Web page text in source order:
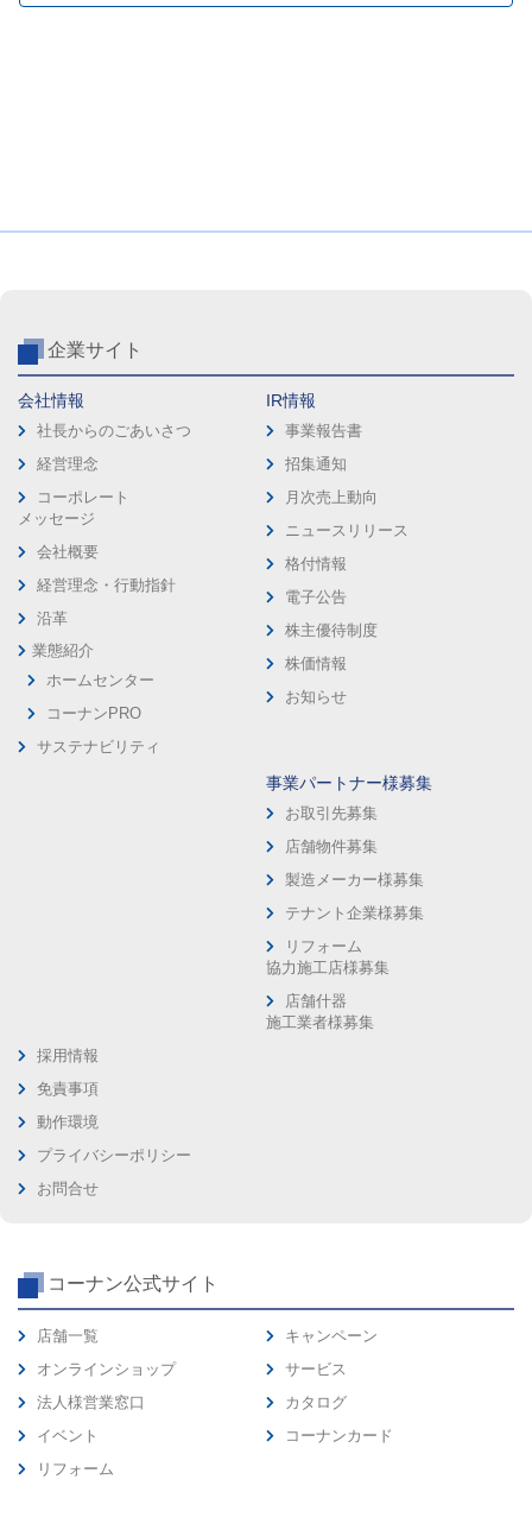
企業サイト
会社情報
社長からのごあいさつ
経営理念
コーポレート
メッセージ
会社概要
経営理念・行動指針
沿革
業態紹介
ホームセンター
コーナンPRO
サステナビリティ
IR情報
事業報告書
招集通知
月次売上動向
ニュースリリース
格付情報
電子公告
株主優待制度
株価情報
お知らせ
事業パートナー様募集
お取引先募集
店舗物件募集
製造メーカー様募集
テナント企業様募集
リフォーム
協力施工店様募集
店舗什器
施工業者様募集
採用情報
免責事項
動作環境
プライバシーポリシー
お問合せ
コーナン公式サイト
店舗一覧
オンラインショップ
法人様営業窓口
イベント
リフォーム
キャンペーン
サービス
カタログ
コーナンカード